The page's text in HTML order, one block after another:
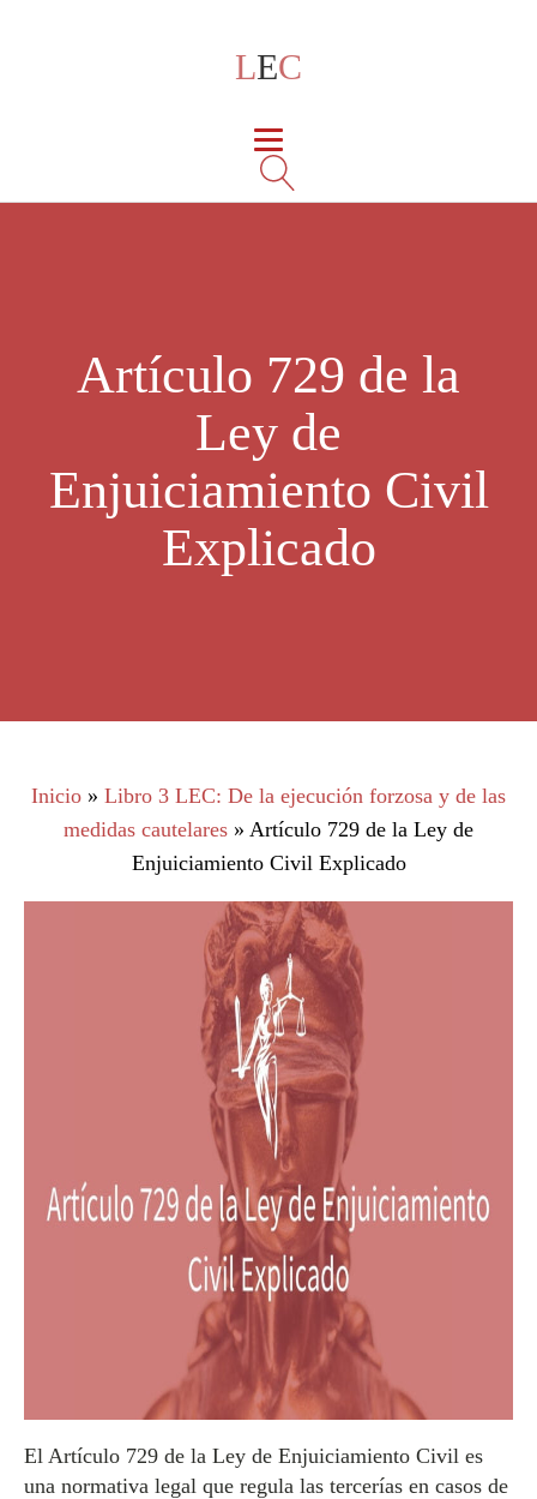
LEC
Artículo 729 de la
Ley de
Enjuiciamiento Civil
Explicado
Inicio » Libro 3 LEC: De la ejecución forzosa y de las
medidas cautelares » Artículo 729 de la Ley de
Enjuiciamiento Civil Explicado
El Artículo 729 de la Ley de Enjuiciamiento Civil es
una normativa legal que regula las tercerías en casos de